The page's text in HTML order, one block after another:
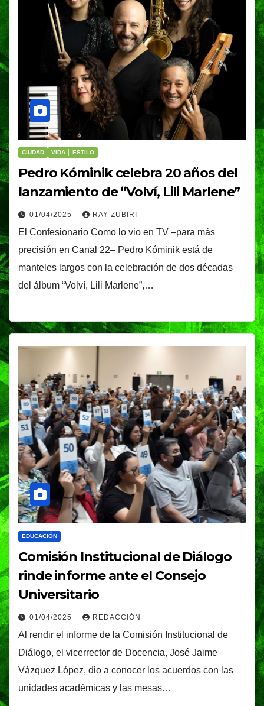
CIUDAD VIDA │ ESTILO
Pedro Kóminik celebra 20 años del
lanzamiento de “Volví, Lili Marlene”
01/04/2025 RAY ZUBIRI
El Confesionario Como lo vio en TV –para más
precisión en Canal 22– Pedro Kóminik está de
manteles largos con la celebración de dos décadas
del álbum “Volví, Lili Marlene”,…
EDUCACIÓN
Comisión Institucional de Diálogo
rinde informe ante el Consejo
Universitario
01/04/2025 REDACCIÓN
Al rendir el informe de la Comisión Institucional de
Diálogo, el vicerrector de Docencia, José Jaime
Vázquez López, dio a conocer los acuerdos con las
unidades académicas y las mesas…